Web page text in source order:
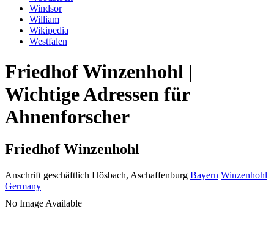
Windsor
William
Wikipedia
Westfalen
Friedhof Winzenhohl |
Wichtige Adressen für
Ahnenforscher
Friedhof Winzenhohl
Anschrift geschäftlich Hösbach, Aschaffenburg Bayern Winzenhohl
Germany
No Image Available